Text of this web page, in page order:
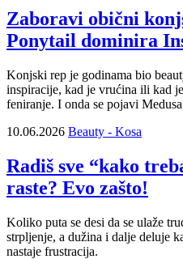
Zaboravi obični
Ponytail dominira
Konjski rep je godinama bio
inspiracije, kad je vrućina ili kad
feniranje. I onda se pojavi
10.06.2026 Beauty - Kosa
Radiš sve “kako
raste? Evo zašto!
Koliko puta se desi da se ulaže
strpljenje, a dužina i dalje deluje
nastaje frustracija.